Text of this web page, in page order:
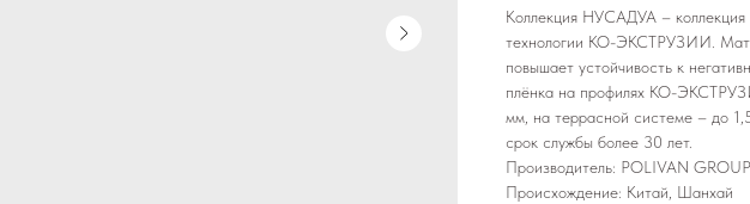
Коллекция НУСАДУА – коллекция
технологии КО-ЭКСТРУЗИИ.
повышает устойчивость к
плёнка на профилях КО-
мм, на террасной системе – до
срок службы более 30 лет.
Производитель: POLIVAN
Происхождение: Китай, Шанхай